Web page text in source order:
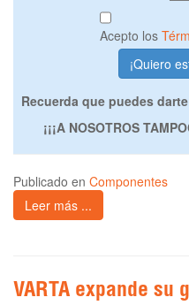
Acepto los
Recuerda que puedes
¡¡¡A NOSOTROS
Publicado en Componentes
Leer más ...
VARTA expande su